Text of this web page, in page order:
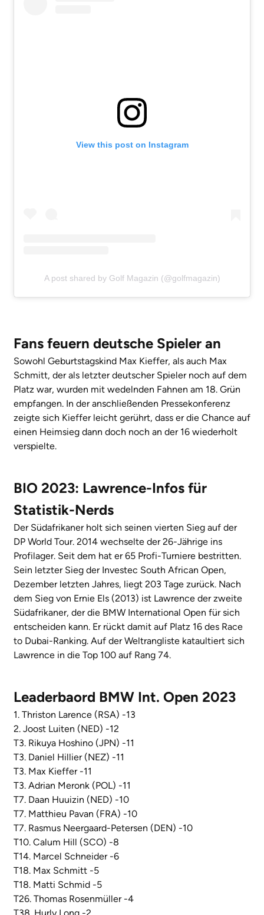
View this post on Instagram
A post shared by Golf Magazin (@golfmagazin)
Fans feuern deutsche Spieler an
Sowohl Geburtstagskind Max Kieffer, als auch Max
Schmitt, der als letzter deutscher Spieler noch auf dem
Platz war, wurden mit wedelnden Fahnen am 18. Grün
empfangen. In der anschließenden Pressekonferenz
zeigte sich Kieffer leicht gerührt, dass er die Chance auf
einen Heimsieg dann doch noch an der 16 wiederholt
verspielte.
BIO 2023: Lawrence-Infos für
Statistik-Nerds
Der Südafrikaner holt sich seinen vierten Sieg auf der
DP World Tour. 2014 wechselte der 26-Jährige ins
Profilager. Seit dem hat er 65 Profi-Turniere bestritten.
Sein letzter Sieg der Investec South African Open,
Dezember letzten Jahres, liegt 203 Tage zurück. Nach
dem Sieg von Ernie Els (2013) ist Lawrence der zweite
Südafrikaner, der die BMW International Open für sich
entscheiden kann. Er rückt damit auf Platz 16 des Race
to Dubai-Ranking. Auf der Weltrangliste kataultiert sich
Lawrence in die Top 100 auf Rang 74.
Leaderbaord BMW Int. Open 2023
1. Thriston Larence (RSA) -13
2. Joost Luiten (NED) -12
T3. Rikuya Hoshino (JPN) -11
T3. Daniel Hillier (NEZ) -11
T3. Max Kieffer -11
T3. Adrian Meronk (POL) -11
T7. Daan Huuizin (NED) -10
T7. Matthieu Pavan (FRA) -10
T7. Rasmus Neergaard-Petersen (DEN) -10
T10. Calum Hill (SCO) -8
T14. Marcel Schneider -6
T18. Max Schmitt -5
T18. Matti Schmid -5
T26. Thomas Rosenmüller -4